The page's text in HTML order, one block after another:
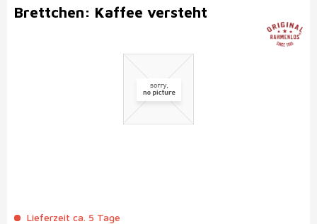
Brettchen: Kaffee versteht
Lieferzeit ca. 5 Tage